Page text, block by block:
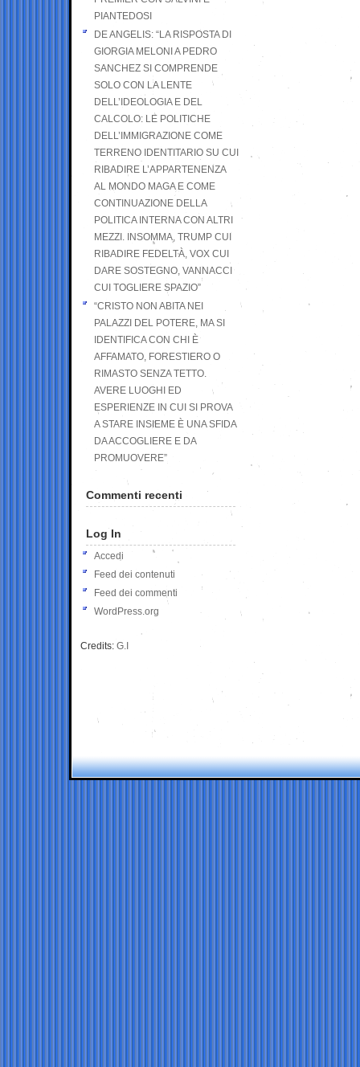
PIANTEDOSI
DE ANGELIS: “LA RISPOSTA DI
GIORGIA MELONI A PEDRO
SANCHEZ SI COMPRENDE
SOLO CON LA LENTE
DELL’IDEOLOGIA E DEL
CALCOLO: LE POLITICHE
DELL’IMMIGRAZIONE COME
TERRENO IDENTITARIO SU CUI
RIBADIRE L’APPARTENENZA
AL MONDO MAGA E COME
CONTINUAZIONE DELLA
POLITICA INTERNA CON ALTRI
MEZZI. INSOMMA, TRUMP CUI
RIBADIRE FEDELTÀ, VOX CUI
DARE SOSTEGNO, VANNACCI
CUI TOGLIERE SPAZIO”
“CRISTO NON ABITA NEI
PALAZZI DEL POTERE, MA SI
IDENTIFICA CON CHI È
AFFAMATO, FORESTIERO O
RIMASTO SENZA TETTO.
AVERE LUOGHI ED
ESPERIENZE IN CUI SI PROVA
A STARE INSIEME È UNA SFIDA
DA ACCOGLIERE E DA
PROMUOVERE”
Commenti recenti
Log In
Accedi
Feed dei contenuti
Feed dei commenti
WordPress.org
Credits: G.I